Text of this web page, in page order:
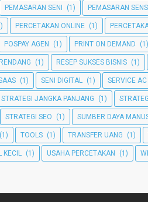
PEMASARAN SENI (1) PEMASARAN
PERCETAKAN ONLINE (1)
POSPAY AGEN (1) PRINT ON DEMAND (1)
RENDANG (1) RESEP SUKSES BISNIS (1)
(1) SENI DIGITAL (1) SERVICE AC
STRATEGI JANGKA PANJANG (1)
STRATEGI SEO (1) SUMBER DAYA
(1) TOOLS (1) TRANSFER UANG (1)
KECIL (1) USAHA PERCETAKAN (1)